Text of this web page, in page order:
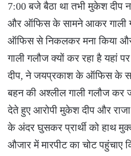
7:00 बजे बैठा था तभी मुकेश दीप
और ऑफिस के सामने आकर गाली
ऑफिस से निकलकर मना किया
गाली गलौज क्यों कर रहा है यहां
दीप, ने जयप्रकाश के ऑफिस के
बहन की अश्लील गाली गलौज कर
देते हुए आरोपी मुकेश दीप और
के अंदर घुसकर प्रार्थी को हाथ
औजार में मारपीट का चोट पहुंचाए कि